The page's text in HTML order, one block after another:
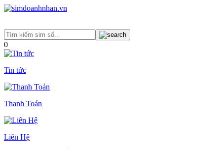
0
Tin tức
Thanh Toán
Liên Hệ